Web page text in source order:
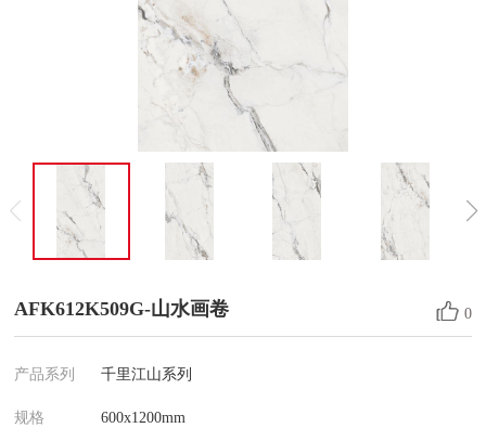
AFK612K509G-山水画卷 0
产品系列 千里江山系列
规格 600x1200mm